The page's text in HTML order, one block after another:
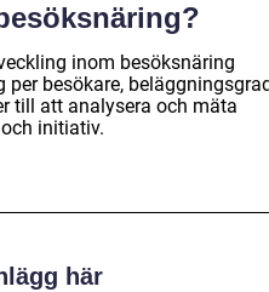
inom besöksnäring
besökare,
till att analysera och mäta
initiativ.
här